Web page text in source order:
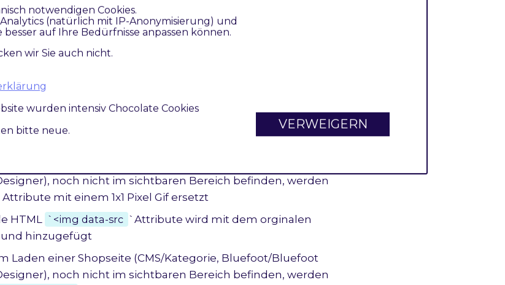
Magento Prozess erst ganz am Ende des HTML
noch nicht im sichtbaren Bereich befinden, werden
mit einem 1x1 Pixel Gif ersetzt
HTML `<img data-src `Attribute wird mit dem orginalen
hinzugefügt
Laden einer Shopseite (CMS/Kategorie, Bluefoot/Bluefoot
noch nicht im sichtbaren Bereich befinden, werden
notwendigen Cookies.
(natürlich mit IP-Anonymisierung) und
auf Ihre Bedürfnisse anpassen können.
wir Sie auch nicht.
wurden intensiv Chocolate Cookies
bitte neue.
VERWEIGERN